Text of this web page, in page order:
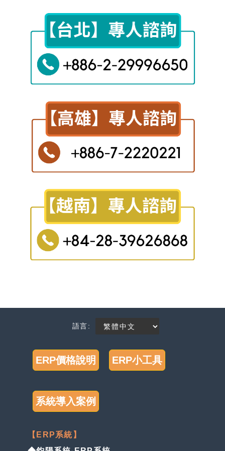
ERP價格說明 ERP小工具
系統導入案例
【ERP系統】
語言: